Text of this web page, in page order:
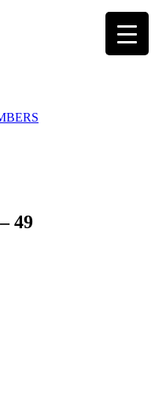
49